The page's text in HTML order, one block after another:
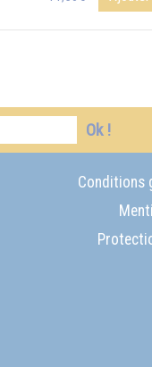
Ok !
Conditions